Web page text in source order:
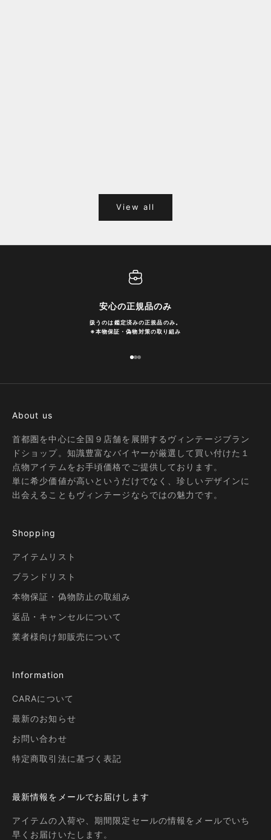
View all
安心の正規品のみ
扱うのは鑑定済みの正規品のみ。
※本物保証・偽物対策の取り組み
I18n Error: Missing interpolation
I18n Error: Missing interpolation
I18n Error: Missing interpolation
About us
首都圏を中心に全国９店舗を展開するヴィンテージブラン
ドショップ。知識豊富なバイヤーが厳選して買い付けた１
点物アイテムをお手頃価格でご提供しております。
単に希少価値が高いというだけでなく、珍しいデザインに
出会えることもヴィンテージならではの魅力です。
Shopping
アイテムリスト
ブランドリスト
本物保証・偽物防止の取組み
返品・キャンセルについて
業者様向け卸販売について
Information
CARAについて
最新のお知らせ
お問い合わせ
特定商取引法に基づく表記
最新情報をメールでお届けします
アイテムの入荷や、期間限定セールの情報をメールでいち
早くお届けいたします。